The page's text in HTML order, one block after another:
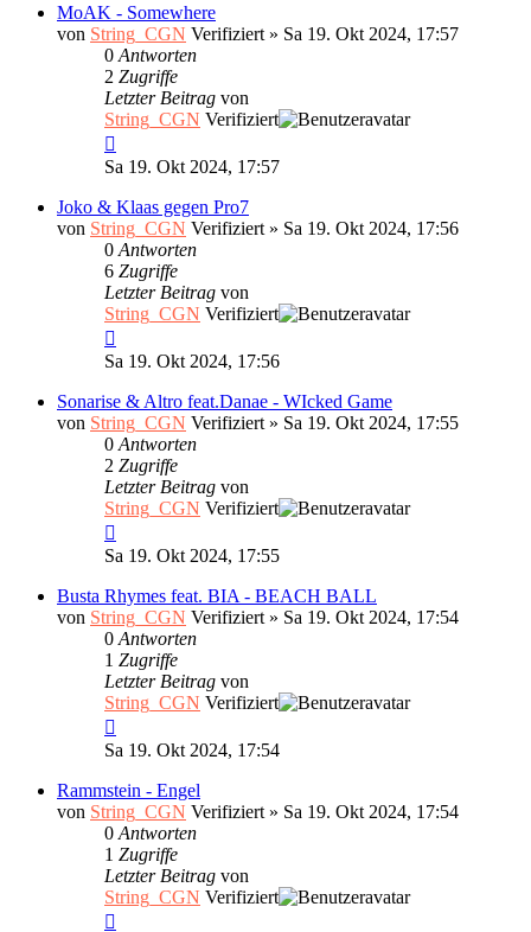
MoAK - Somewhere
von String_CGN Verifiziert » Sa 19. Okt 2024, 17:57
0 Antworten
2 Zugriffe
Letzter Beitrag von
String_CGN Verifiziert
Sa 19. Okt 2024, 17:57
Joko & Klaas gegen Pro7
von String_CGN Verifiziert » Sa 19. Okt 2024, 17:56
0 Antworten
6 Zugriffe
Letzter Beitrag von
String_CGN Verifiziert
Sa 19. Okt 2024, 17:56
Sonarise & Altro feat.Danae - WIcked Game
von String_CGN Verifiziert » Sa 19. Okt 2024, 17:55
0 Antworten
2 Zugriffe
Letzter Beitrag von
String_CGN Verifiziert
Sa 19. Okt 2024, 17:55
Busta Rhymes feat. BIA - BEACH BALL
von String_CGN Verifiziert » Sa 19. Okt 2024, 17:54
0 Antworten
1 Zugriffe
Letzter Beitrag von
String_CGN Verifiziert
Sa 19. Okt 2024, 17:54
Rammstein - Engel
von String_CGN Verifiziert » Sa 19. Okt 2024, 17:54
0 Antworten
1 Zugriffe
Letzter Beitrag von
String_CGN Verifiziert